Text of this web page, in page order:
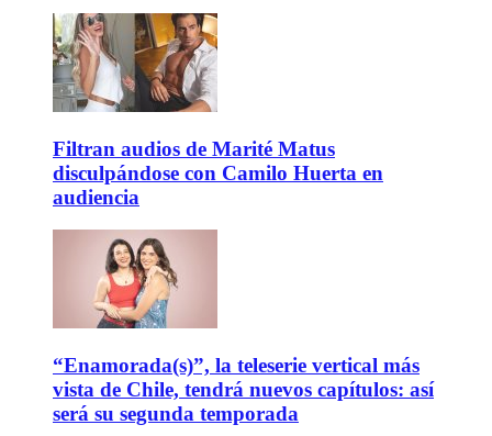
Filtran audios de Marité Matus
disculpándose con Camilo Huerta en
audiencia
“Enamorada(s)”, la teleserie vertical más
vista de Chile, tendrá nuevos capítulos: así
será su segunda temporada